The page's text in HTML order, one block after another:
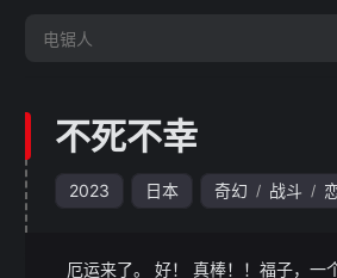
不死不幸
2023 日本 奇幻 / 战斗 /
厄运来了。 好！ 真棒！！福子，一